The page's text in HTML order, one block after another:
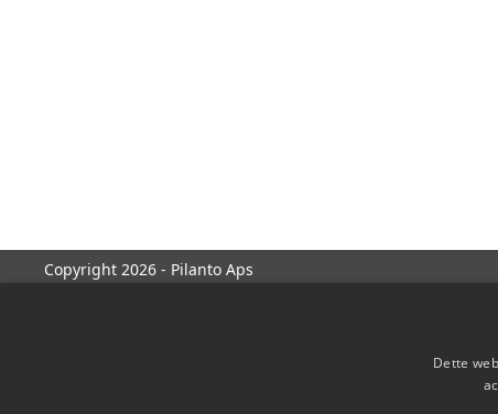
Copyright 2026 - Pilanto Aps
Dette